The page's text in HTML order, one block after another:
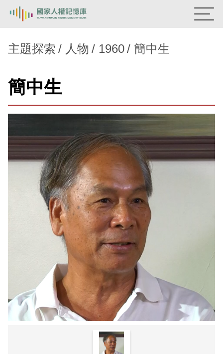
新生訓導處
主題探索
關於我們
意見信箱
主題探索 人物 1960 簡中生
簡中生